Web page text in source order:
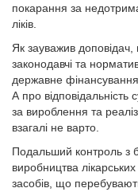
покарання за
ліків.
Як зауважив доповідач,
законодавчі та
державне
А про відповідальність
за вироблення та
взагалі не варто.
Подальший контроль з
виробництва лікарських
засобів, що